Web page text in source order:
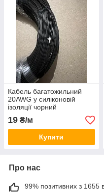
Кабель багатожильний
20AWG у силіконовій
ізоляції чорний
19 ₴/м
Купити
Про нас
99% позитивних з 1655